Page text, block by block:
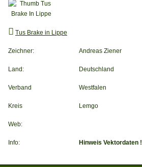
Tus Brake in Lippe
Zeichner: Andreas Ziener
Land: Deutschland
Verband Westfalen
Kreis Lemgo
Web:
Info: Hinweis Vektordaten !